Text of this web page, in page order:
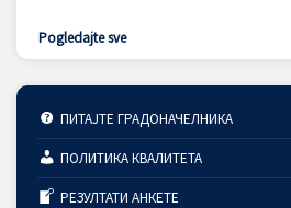
Pogledajte sve
ПИТАЈТЕ ГРАДОНАЧЕЛНИКА
ПОЛИТИКА КВАЛИТЕТА
РЕЗУЛТАТИ АНКЕТЕ